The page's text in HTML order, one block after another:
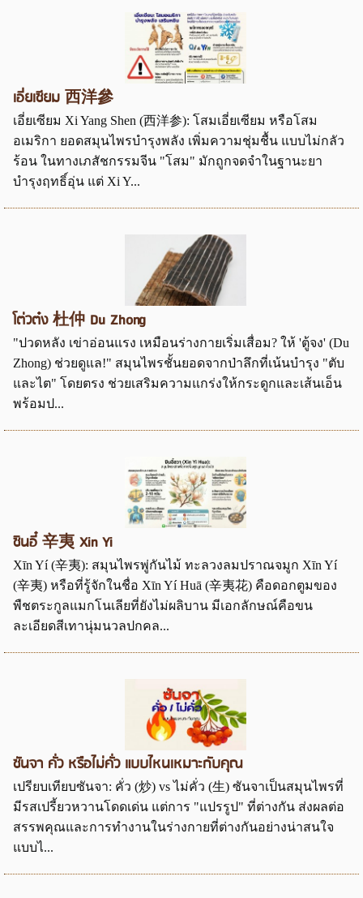
เอี่ยเซียม 西洋參
เอี่ยเซียม Xi Yang Shen (西洋参): โสมเอี่ยเซียม หรือโสม
อเมริกา ยอดสมุนไพรบำรุงพลัง เพิ่มความชุ่มชื้น แบบไม่กลัว
ร้อน ในทางเภสัชกรรมจีน "โสม" มักถูกจดจำในฐานะยา
บำรุงฤทธิ์อุ่น แต่ Xi Y...
โต่วต๋ง 杜仲 Du Zhong
"ปวดหลัง เข่าอ่อนแรง เหมือนร่างกายเริ่มเสื่อม? ให้ 'ตู้จง' (Du
Zhong) ช่วยดูแล!" สมุนไพรชั้นยอดจากป่าลึกที่เน้นบำรุง "ตับ
และไต" โดยตรง ช่วยเสริมความแกร่งให้กระดูกและเส้นเอ็น
พร้อมป...
ซินอี๋ 辛夷 Xin Yi
Xīn Yí (辛夷): สมุนไพรพู่กันไม้ ทะลวงลมปราณจมูก Xīn Yí
(辛夷) หรือที่รู้จักในชื่อ Xīn Yí Huā (辛夷花) คือดอกตูมของ
พืชตระกูลแมกโนเลียที่ยังไม่ผลิบาน มีเอกลักษณ์คือขน
ละเอียดสีเทานุ่มนวลปกคล...
ซันจา คั่ว หรือไม่คั่ว แบบไหนเหมาะกับคุณ
เปรียบเทียบซันจา: คั่ว (炒) vs ไม่คั่ว (生) ซันจาเป็นสมุนไพรที่
มีรสเปรี้ยวหวานโดดเด่น แต่การ "แปรรูป" ที่ต่างกัน ส่งผลต่อ
สรรพคุณและการทำงานในร่างกายที่ต่างกันอย่างน่าสนใจ
แบบไ...